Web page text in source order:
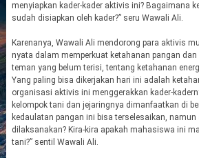
menyiapkan kader-kader aktivis ini? Bagaimana
sudah disiapkan oleh kader?” seru Wawali Ali.
Karenanya, Wawali Ali mendorong para aktivis
nyata dalam memperkuat ketahanan pangan dan
teman yang belum terisi, tentang ketahanan
Yang paling bisa dikerjakan hari ini adalah
organisasi aktivis ini menggerakkan kader-
kelompok tani dan jejaringnya dimanfaatkan di
kedaulatan pangan ini bisa terselesaikan,
dilaksanakan? Kira-kira apakah mahasiswa ini
tani?” sentil Wawali Ali.